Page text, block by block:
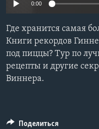
СОЦИАЛЬНЫЕ СЕТИ
240p
0:00
Где хранится самая
Книги рекордов
под пиццы? Тур по
рецепты и другие
Виннера.
Поделиться